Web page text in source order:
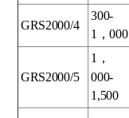
GRS2000/4
300-
1，000
GRS2000/5
1，
000-
1,500